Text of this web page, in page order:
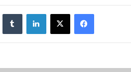
فيسبوك ‫X لينكدإن